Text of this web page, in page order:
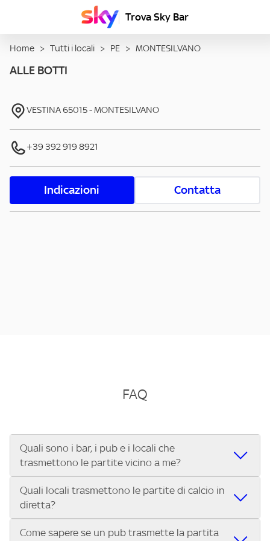
Trova Sky Bar
Home > Tutti i locali > PE > MONTESILVANO
ALLE BOTTI
VESTINA65015-MONTESILVANO
+39 392 919 8921
Indicazioni Contatta
FAQ
Quali sono i bar, i pub e i locali che
trasmettono le partite vicino a me?
Se cerchi un bar, pub, ristorante o locale vicino a te per
vedere le partite di Serie A ENILIVE, la Serie C Sky Wifi, la
UEFA Champions League, la UEFA Europa League, la UEFA
Conference League, il Tennis, la Formula 1®, la MotoGP™ e
Quali locali trasmettono le partite di calcio in
diretta?
Vuoi sapere quali bar, pub o ristoranti mostrano le partite
Come sapere se un pub trasmette la partita